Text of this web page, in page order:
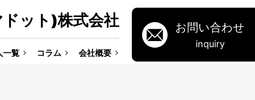
ット)株式会社
一覧 コラム 会社概要
お問い合わせ
inquiry